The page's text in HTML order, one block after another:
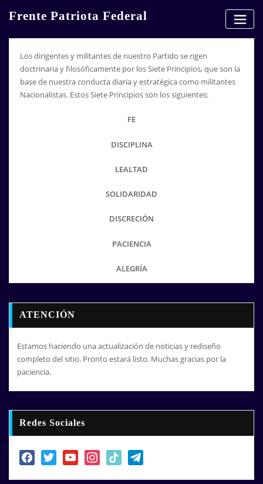
Frente Patriota Federal
Los dirigentes y militantes de nuestro Partido se rigen
doctrinaria y filosóficamente por los Siete Principios, que son la
base de nuestra conducta diaria y estratégica como militantes
Nacionalistas. Estos Siete Principios son los siguientes:
FE
DISCIPLINA
LEALTAD
SOLIDARIDAD
DISCRECIÓN
PACIENCIA
ALEGRÍA
ATENCIÓN
Estamos haciendo una actualización de noticias y rediseño
completo del sitio. Pronto estará listo. Muchas gracias por la
paciencia.
Redes Sociales
facebooktwitter youtubeinstagram
tiktok telegram